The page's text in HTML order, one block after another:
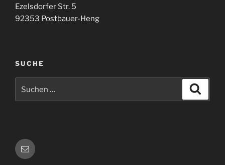
Ezelsdorfer Str. 5
92353 Postbauer-Heng
SUCHE
nach:
E-
Mail